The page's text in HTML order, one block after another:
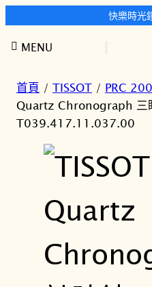
快樂時光
至 MENU
首頁 / TISSOT / PRC 200
Quartz Chronograph 三
T039.417.11.037.00